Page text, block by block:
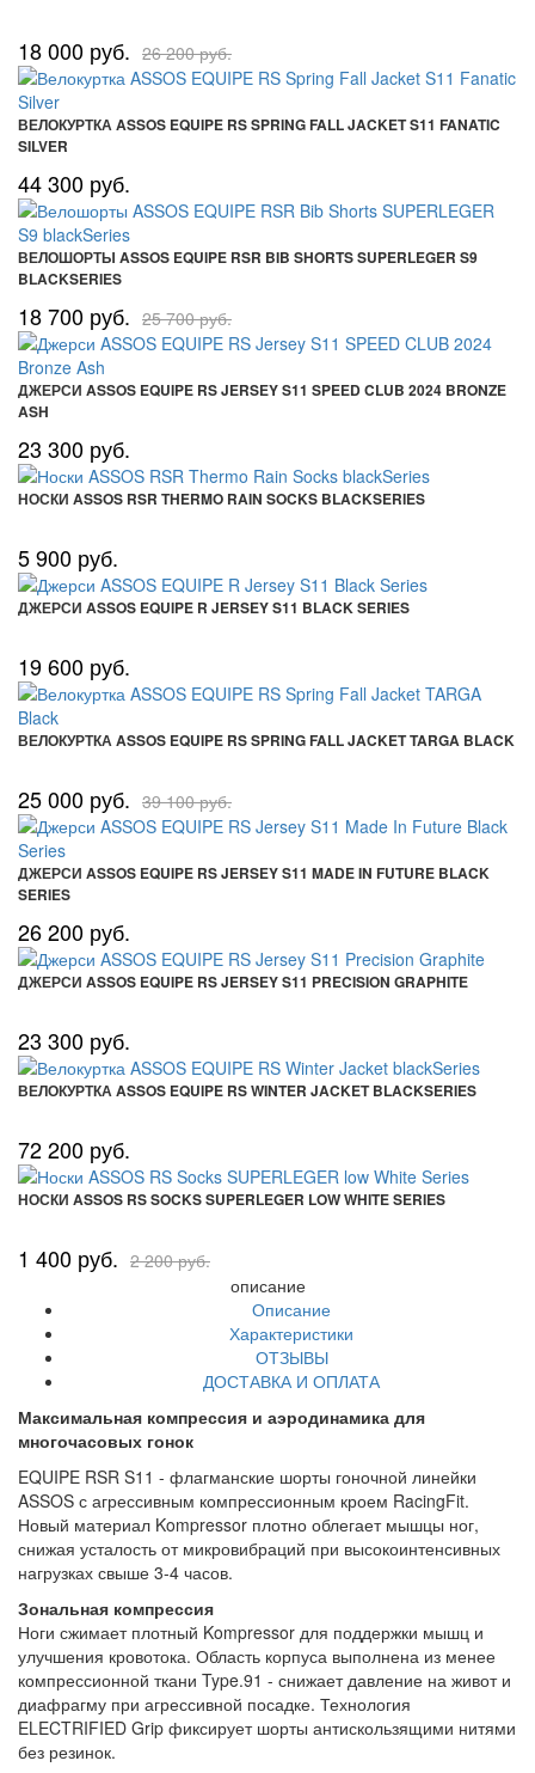
18 000 руб. 26 200 руб.
ВЕЛОКУРТКА ASSOS EQUIPE RS SPRING FALL JACKET S11 FANATIC
SILVER
44 300 руб.
ВЕЛОШОРТЫ ASSOS EQUIPE RSR BIB SHORTS SUPERLEGER S9
BLACKSERIES
18 700 руб. 25 700 руб.
ДЖЕРСИ ASSOS EQUIPE RS JERSEY S11 SPEED CLUB 2024 BRONZE
ASH
23 300 руб.
НОСКИ ASSOS RSR THERMO RAIN SOCKS BLACKSERIES
5 900 руб.
ДЖЕРСИ ASSOS EQUIPE R JERSEY S11 BLACK SERIES
19 600 руб.
ВЕЛОКУРТКА ASSOS EQUIPE RS SPRING FALL JACKET TARGA BLACK
25 000 руб. 39 100 руб.
ДЖЕРСИ ASSOS EQUIPE RS JERSEY S11 MADE IN FUTURE BLACK
SERIES
26 200 руб.
ДЖЕРСИ ASSOS EQUIPE RS JERSEY S11 PRECISION GRAPHITE
23 300 руб.
ВЕЛОКУРТКА ASSOS EQUIPE RS WINTER JACKET BLACKSERIES
72 200 руб.
НОСКИ ASSOS RS SOCKS SUPERLEGER LOW WHITE SERIES
1 400 руб. 2 200 руб.
описание
Описание
Характеристики
ОТЗЫВЫ
ДОСТАВКА И ОПЛАТА
Максимальная компрессия и аэродинамика для
многочасовых гонок
EQUIPE RSR S11 - флагманские шорты гоночной линейки
ASSOS с агрессивным компрессионным кроем RacingFit.
Новый материал Kompressor плотно облегает мышцы ног,
снижая усталость от микровибраций при высокоинтенсивных
нагрузках свыше 3-4 часов.
Зональная компрессия
Ноги сжимает плотный Kompressor для поддержки мышц и
улучшения кровотока. Область корпуса выполнена из менее
компрессионной ткани Type.91 - снижает давление на живот и
диафрагму при агрессивной посадке. Технология
ELECTRIFIED Grip фиксирует шорты антискользящими нитями
без резинок.